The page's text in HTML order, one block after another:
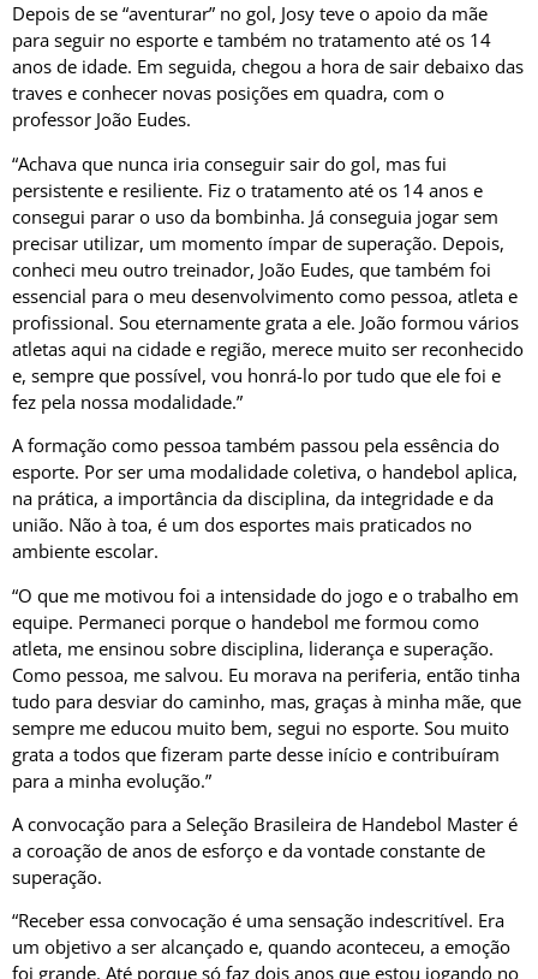
Depois de se “aventurar” no gol, Josy teve o apoio da mãe
para seguir no esporte e também no tratamento até os 14
anos de idade. Em seguida, chegou a hora de sair debaixo das
traves e conhecer novas posições em quadra, com o
professor João Eudes.
“Achava que nunca iria conseguir sair do gol, mas fui
persistente e resiliente. Fiz o tratamento até os 14 anos e
consegui parar o uso da bombinha. Já conseguia jogar sem
precisar utilizar, um momento ímpar de superação. Depois,
conheci meu outro treinador, João Eudes, que também foi
essencial para o meu desenvolvimento como pessoa, atleta e
profissional. Sou eternamente grata a ele. João formou vários
atletas aqui na cidade e região, merece muito ser reconhecido
e, sempre que possível, vou honrá-lo por tudo que ele foi e
fez pela nossa modalidade.”
A formação como pessoa também passou pela essência do
esporte. Por ser uma modalidade coletiva, o handebol aplica,
na prática, a importância da disciplina, da integridade e da
união. Não à toa, é um dos esportes mais praticados no
ambiente escolar.
“O que me motivou foi a intensidade do jogo e o trabalho em
equipe. Permaneci porque o handebol me formou como
atleta, me ensinou sobre disciplina, liderança e superação.
Como pessoa, me salvou. Eu morava na periferia, então tinha
tudo para desviar do caminho, mas, graças à minha mãe, que
sempre me educou muito bem, segui no esporte. Sou muito
grata a todos que fizeram parte desse início e contribuíram
para a minha evolução.”
A convocação para a Seleção Brasileira de Handebol Master é
a coroação de anos de esforço e da vontade constante de
superação.
“Receber essa convocação é uma sensação indescritível. Era
um objetivo a ser alcançado e, quando aconteceu, a emoção
foi grande. Até porque só faz dois anos que estou jogando no